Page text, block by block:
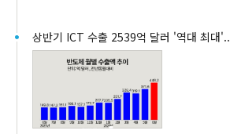
상반기 ICT 수출 2539억 달러 '역대 최대'..